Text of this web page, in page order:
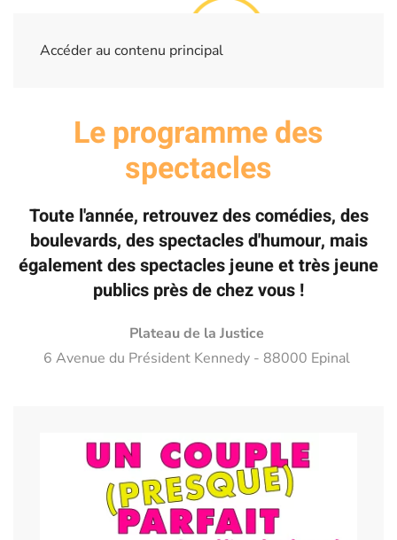
Accéder au contenu principal
Le programme des
spectacles
Toute l'année, retrouvez des comédies, des
boulevards, des spectacles d'humour, mais
également des spectacles jeune et très jeune
publics près de chez vous !
Plateau de la Justice
6 Avenue du Président Kennedy - 88000 Epinal